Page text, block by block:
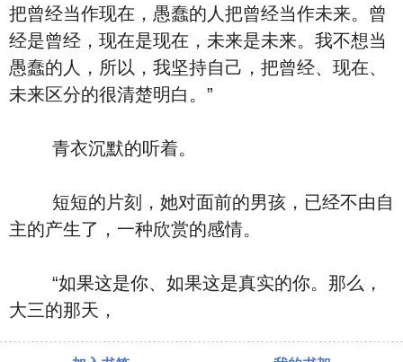
把曾经当作现在，愚蠢的人把曾经当作未来。曾
经是曾经，现在是现在，未来是未来。我不想当
愚蠢的人，所以，我坚持自己，把曾经、现在、
未来区分的很清楚明白。”
青衣沉默的听着。
短短的片刻，她对面前的男孩，已经不由自
主的产生了，一种欣赏的感情。
“如果这是你、如果这是真实的你。那么，
大三的那天，